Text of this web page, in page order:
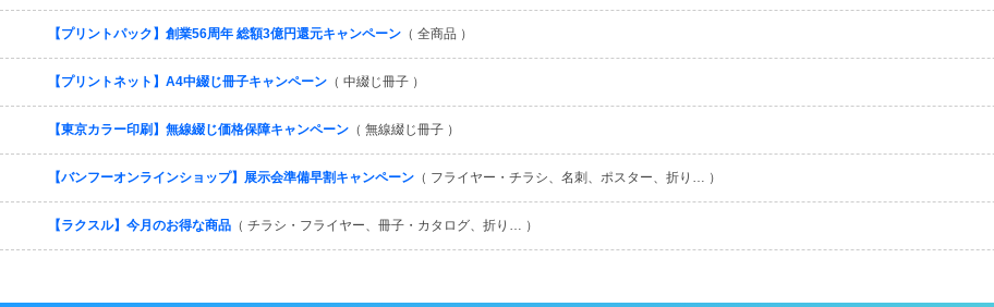
【プリントパック】創業56周年 総額3億円還元キャンペーン （ 全商品 ）
【プリントネット】A4中綴じ冊子キャンペーン （ 中綴じ冊子 ）
【東京カラー印刷】無線綴じ価格保障キャンペーン （ 無線綴じ冊子 ）
【バンフーオンラインショップ】展示会準備早割キャンペーン （ フライヤー・チラシ、名刺、ポスター、折り… ）
【ラクスル】今月のお得な商品 （ チラシ・フライヤー、冊子・カタログ、折り… ）